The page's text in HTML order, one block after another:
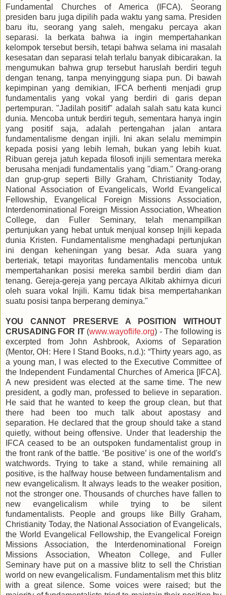
Fundamental Churches of America (IFCA). Seorang
presiden baru juga dipilih pada waktu yang sama. Presiden
baru itu, seorang yang saleh, mengaku percaya akan
separasi. Ia berkata bahwa ia ingin mempertahankan
kelompok tersebut bersih, tetapi bahwa selama ini masalah
kesesatan dan separasi telah terlalu banyak dibicarakan. Ia
mengumukan bahwa grup tersebut haruslah berdiri teguh
dengan tenang, tanpa menyinggung siapa pun. Di bawah
kepimpinan yang demikian, IFCA berhenti menjadi grup
fundamentalis yang vokal yang berdiri di garis depan
pertempuran. "Jadilah positif" adalah salah satu kata kunci
dunia. Mencoba untuk berdiri teguh, sementara hanya ingin
yang positif saja, adalah pertengahan jalan antara
fundamentalisme dengan injili. Ini akan selalu memimpin
kepada posisi yang lebih lemah, bukan yang lebih kuat.
Ribuan gereja jatuh kepada filosofi injili sementara mereka
berusaha menjadi fundamentalis yang "diam." Orang-orang
dan grup-grup seperti Billy Graham, Christianity Today,
National Association of Evangelicals, World Evangelical
Fellowship, Evangelical Foreign Missions Association,
Interdenominational Foreign Mission Association, Wheation
College, dan Fuller Seminary, telah menampilkan
pertunjukan yang hebat untuk menjual konsep Injili kepada
dunia Kristen. Fundamentalisme menghadapi pertunjukan
ini dengan keheningan yang besar. Ada suara yang
berteriak, tetapi mayoritas fundamentalis mencoba untuk
mempertahankan posisi mereka sambil berdiri diam dan
tenang. Gereja-gereja yang percaya Alkitab akhirnya dicuri
oleh suara vokal Injili. Kamu tidak bisa mempertahankan
suatu posisi tanpa berperang deminya."
YOU CANNOT PRESERVE A POSITION WITHOUT
CRUSADING FOR IT (www.wayoflife.org) - The following is
excerpted from John Ashbrook, Axioms of Separation
(Mentor, OH: Here I Stand Books, n.d.): “Thirty years ago, as
a young man, I was elected to the Executive Committee of
the Independent Fundamental Churches of America [IFCA].
A new president was elected at the same time. The new
president, a godly man, professed to believe in separation.
He said that he wanted to keep the group clean, but that
there had been too much talk about apostasy and
separation. He declared that the group should take a stand
quietly, without being offensive. Under that leadership the
IFCA ceased to be an outspoken fundamentalist group in
the front rank of the battle. ‘Be positive’ is one of the world's
watchwords. Trying to take a stand, while remaining all
positive, is the halfway house between fundamentalism and
new evangelicalism. It always leads to the weaker position,
not the stronger one. Thousands of churches have fallen to
new evangelicalism while trying to be silent
fundamentalists. People and groups like Billy Graham,
Christianity Today, the National Association of Evangelicals,
the World Evangelical Fellowship, the Evangelical Foreign
Missions Association, the Interdenominational Foreign
Missions Association, Wheaton College, and Fuller
Seminary have put on a massive blitz to sell the Christian
world on new evangelicalism. Fundamentalism met this blitz
with a great silence. Some voices were raised; but the